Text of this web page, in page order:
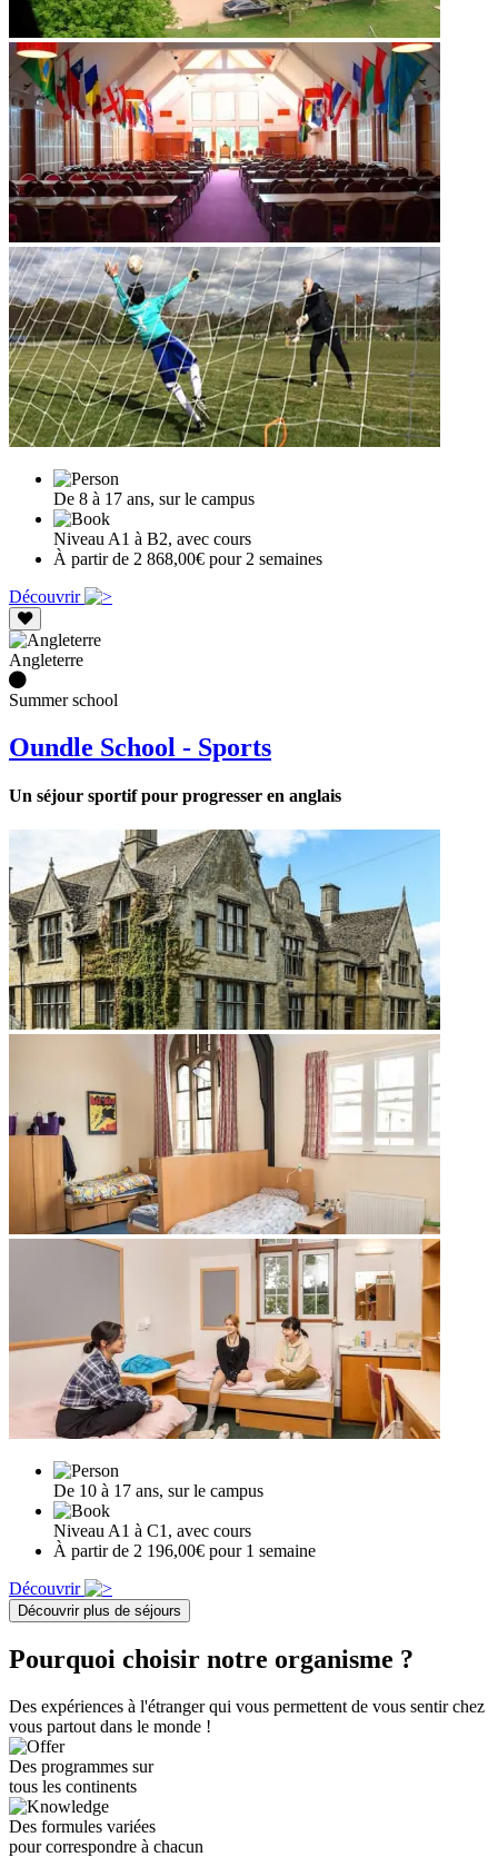
De 8 à 17 ans, sur le campus
Niveau A1 à B2, avec cours
À partir de 2 868,00€ pour 2 semaines
Découvrir
Angleterre
Summer school
Oundle School - Sports
Un séjour sportif pour progresser en anglais
De 10 à 17 ans, sur le campus
Niveau A1 à C1, avec cours
À partir de 2 196,00€ pour 1 semaine
Découvrir
Découvrir plus de séjours
Pourquoi choisir notre organisme ?
Des expériences à l'étranger qui vous permettent de vous sentir chez
vous partout dans le monde !
Des programmes sur
tous les continents
Des formules variées
pour correspondre à chacun